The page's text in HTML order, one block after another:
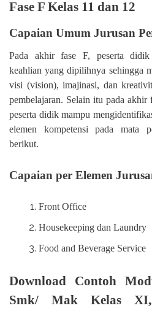
Fase F Kelas 11 dan 12
Capaian Umum Jurusan
Pada akhir fase F, peserta
keahlian yang dipilihnya sehingga
visi (vision), imajinasi, dan
pembelajaran. Selain itu pada akhir
peserta didik mampu
elemen kompetensi pada mata
berikut.
Capaian per Elemen
Front Office
Housekeeping dan Laundry
Food and Beverage Service
Download Contoh
Smk/ Mak Kelas